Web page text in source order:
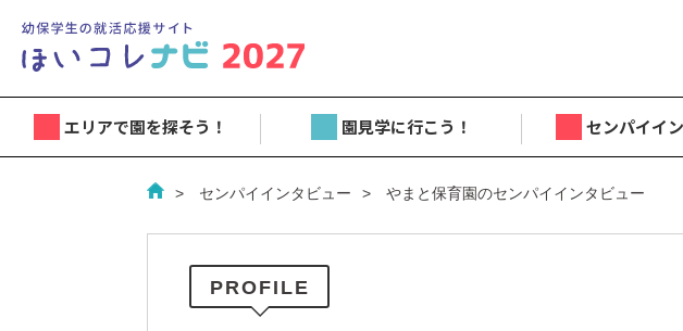
エリアで園を探そう！ 園見学に行こう！ センパイイ
センパイインタビュー やまと保育園のセンパイインタビュー
PROFILE